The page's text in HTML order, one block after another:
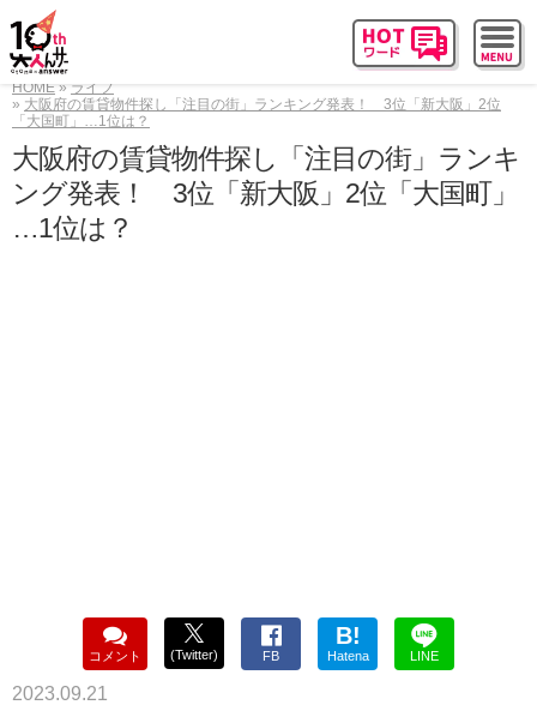
HOME
ライフ
大阪府の賃貸物件探し「注目の街」ランキング発表！ 3位「新大阪」2位
「大国町」…1位は？
大阪府の賃貸物件探し「注目の街」ランキ
ング発表！ 3位「新大阪」2位「大国町」
…1位は？
コメント (Twitter) FB
B!
Hatena LINE
2023.09.21